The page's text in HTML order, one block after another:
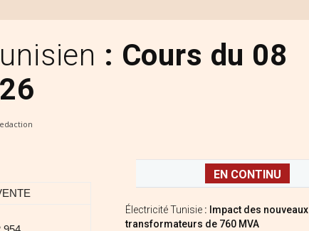
: Cours du 08
EN CONTINU
Électricité Tunisie : Impact des nouveaux
transformateurs de 760 MVA